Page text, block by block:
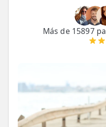
✨ Fisioestética
✨ Radiofrecuencia
✨ Drenaje Linfático
✨ Presoterapia
✨ Cicatrices y Estrías
Más de 15897